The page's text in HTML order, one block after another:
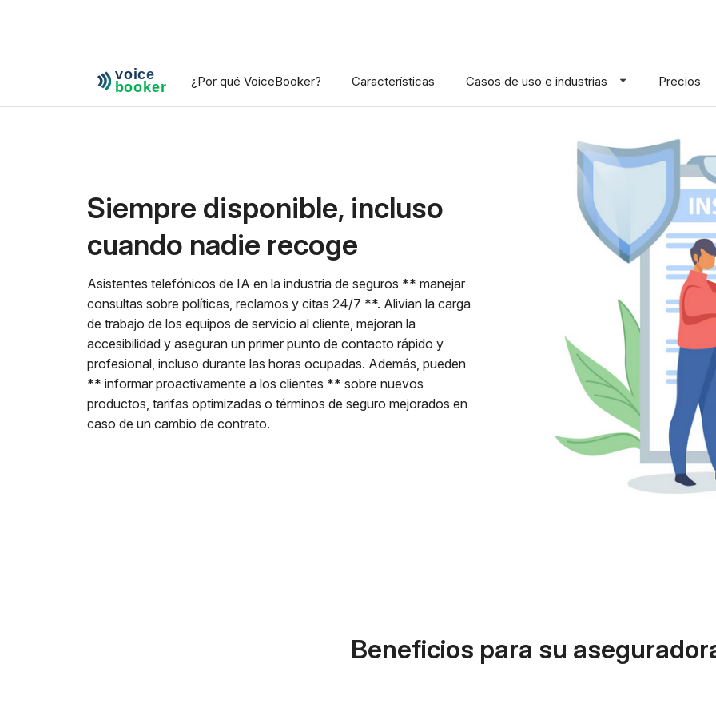
¿Por qué VoiceBooker? Características Casos de uso e industrias Precios
Siempre disponible, incluso
cuando nadie recoge
Asistentes telefónicos de IA en la industria de seguros ** manejar
consultas sobre políticas, reclamos y citas 24/7 **. Alivian la carga
de trabajo de los equipos de servicio al cliente, mejoran la
accesibilidad y aseguran un primer punto de contacto rápido y
profesional, incluso durante las horas ocupadas. Además, pueden
** informar proactivamente a los clientes ** sobre nuevos
productos, tarifas optimizadas o términos de seguro mejorados en
caso de un cambio de contrato.
Beneficios para su